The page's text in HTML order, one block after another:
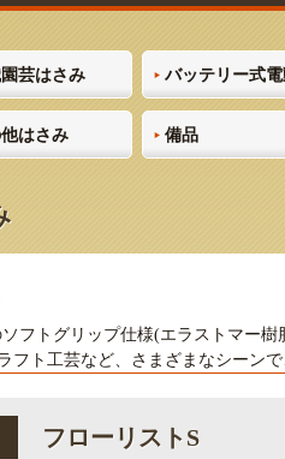
芸はさみ バッテリー式
はさみ 備品
フトグリップ仕様(エラストマー
フト工芸など、さまざまなシーン
フローリストS